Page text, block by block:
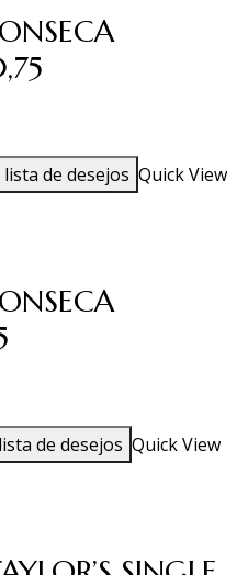
de desejos Quick View
de desejos Quick View